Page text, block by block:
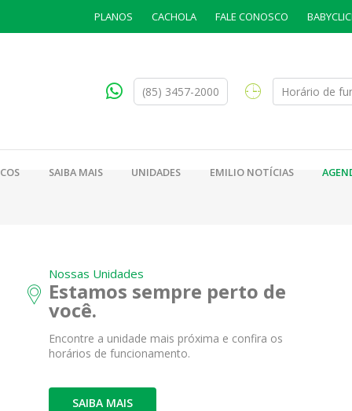
PLANOS CACHOLA FALE CONOSCO
(85) 3457-2000 Horário de
SAIBA MAIS UNIDADES EMILIO NOTÍCIAS
Nossas Unidades
Estamos sempre perto de
você.
Encontre a unidade mais próxima e confira os
horários de funcionamento.
SAIBA MAIS